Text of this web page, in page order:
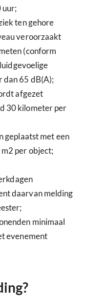
uur;
ten gehore
veroorzaakt
(conform
dan 65 dB(A);
afgezet
30 kilometer per
geplaatst met een
per object;
daarvan melding
minimaal
evenement